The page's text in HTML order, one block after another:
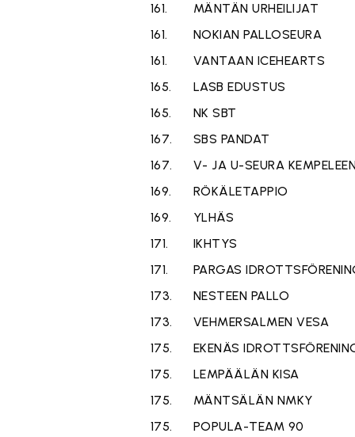
161.
MÄNTÄN URHEILIJAT
161.
NOKIAN PALLOSEURA
161.
VANTAAN ICEHEARTS
165.
LASB EDUSTUS
165.
NK SBT
167.
SBS PANDAT
167.
V- JA U-SEURA
169.
RÖKÄLETAPPIO
169.
YLHÄS
171.
IKHTYS
171.
PARGAS
173.
NESTEEN PALLO
173.
VEHMERSALMEN VESA
175.
EKENÄS
175.
LEMPÄÄLÄN KISA
175.
MÄNTSÄLÄN NMKY
175.
POPULA-TEAM 90